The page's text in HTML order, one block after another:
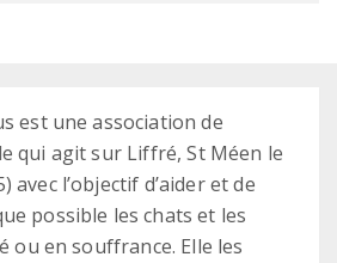
est une association de
qui agit sur Liffré, St Méen le
avec l’objectif d’aider et de
possible les chats et les
ou en souffrance. Elle les